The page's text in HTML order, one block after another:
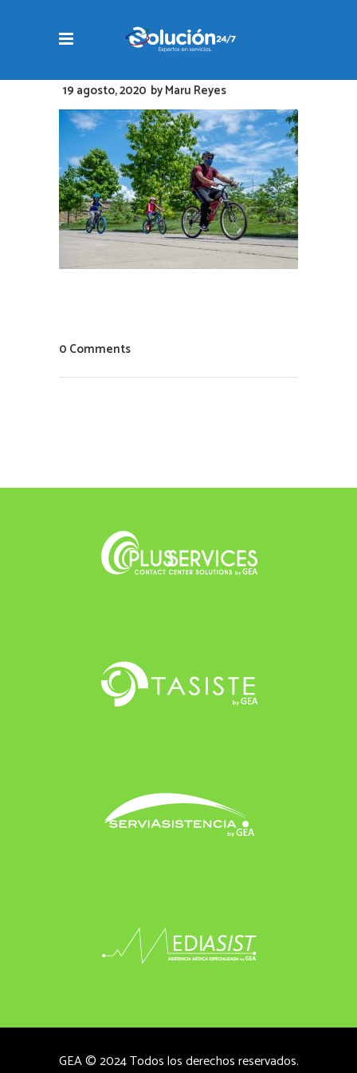
19 agosto, 2020 byMaru Reyes
0 Comments
GEA © 2024 Todos los derechos reservados.